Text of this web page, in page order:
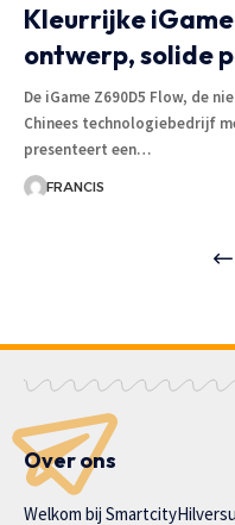
Kleurrijke
ontwerp, solide
De iGame Z690D5 Flow, de
Chinees technologiebedrijf
presenteert een…
FRANCIS
Over ons
Welkom bij